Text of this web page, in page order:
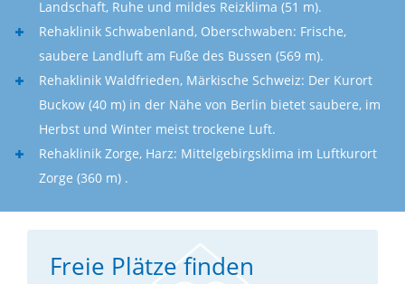
Landschaft, Ruhe und mildes Reizklima (51 m).
Rehaklinik Schwabenland, Oberschwaben: Frische,
saubere Landluft am Fuße des Bussen (569 m).
Rehaklinik Waldfrieden, Märkische Schweiz: Der Kurort
Buckow (40 m) in der Nähe von Berlin bietet saubere, im
Herbst und Winter meist trockene Luft.
Rehaklinik Zorge, Harz: Mittelgebirgsklima im Luftkurort
Zorge (360 m) .
Freie Plätze finden